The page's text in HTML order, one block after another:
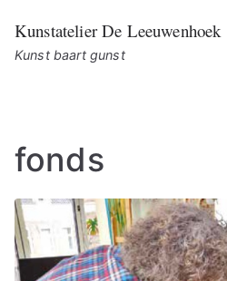
naar
de
Kunstatelier De Leeuwenhoek
Kunst baart gunst
fonds